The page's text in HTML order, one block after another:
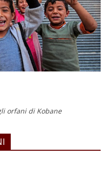
orfani di Kobane